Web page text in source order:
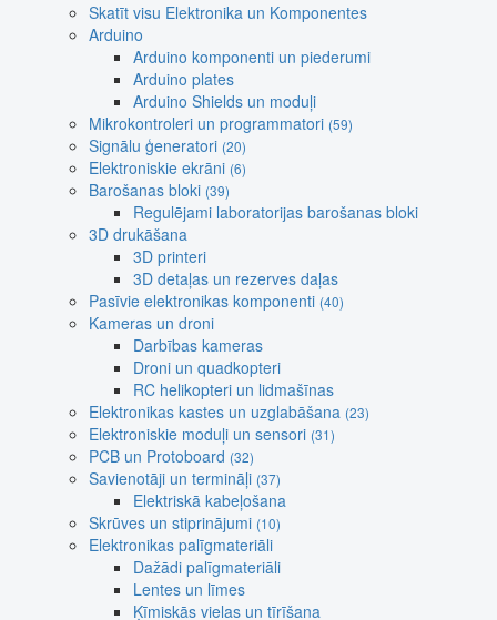
Skatīt visu Elektronika un Komponentes
Arduino
Arduino komponenti un piederumi
Arduino plates
Arduino Shields un moduļi
Mikrokontroleri un programmatori (59)
Signālu ģeneratori (20)
Elektroniskie ekrāni (6)
Barošanas bloki (39)
Regulējami laboratorijas barošanas bloki
3D drukāšana
3D printeri
3D detaļas un rezerves daļas
Pasīvie elektronikas komponenti (40)
Kameras un droni
Darbības kameras
Droni un quadkopteri
RC helikopteri un lidmašīnas
Elektronikas kastes un uzglabāšana (23)
Elektroniskie moduļi un sensori (31)
PCB un Protoboard (32)
Savienotāji un termināļi (37)
Elektriskā kabeļošana
Skrūves un stiprinājumi (10)
Elektronikas palīgmateriāli
Dažādi palīgmateriāli
Lentes un līmes
Ķīmiskās vielas un tīrīšana